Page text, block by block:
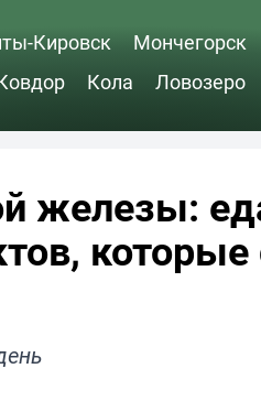
Кировск Мончегорск
Кола Ловозеро
железы: